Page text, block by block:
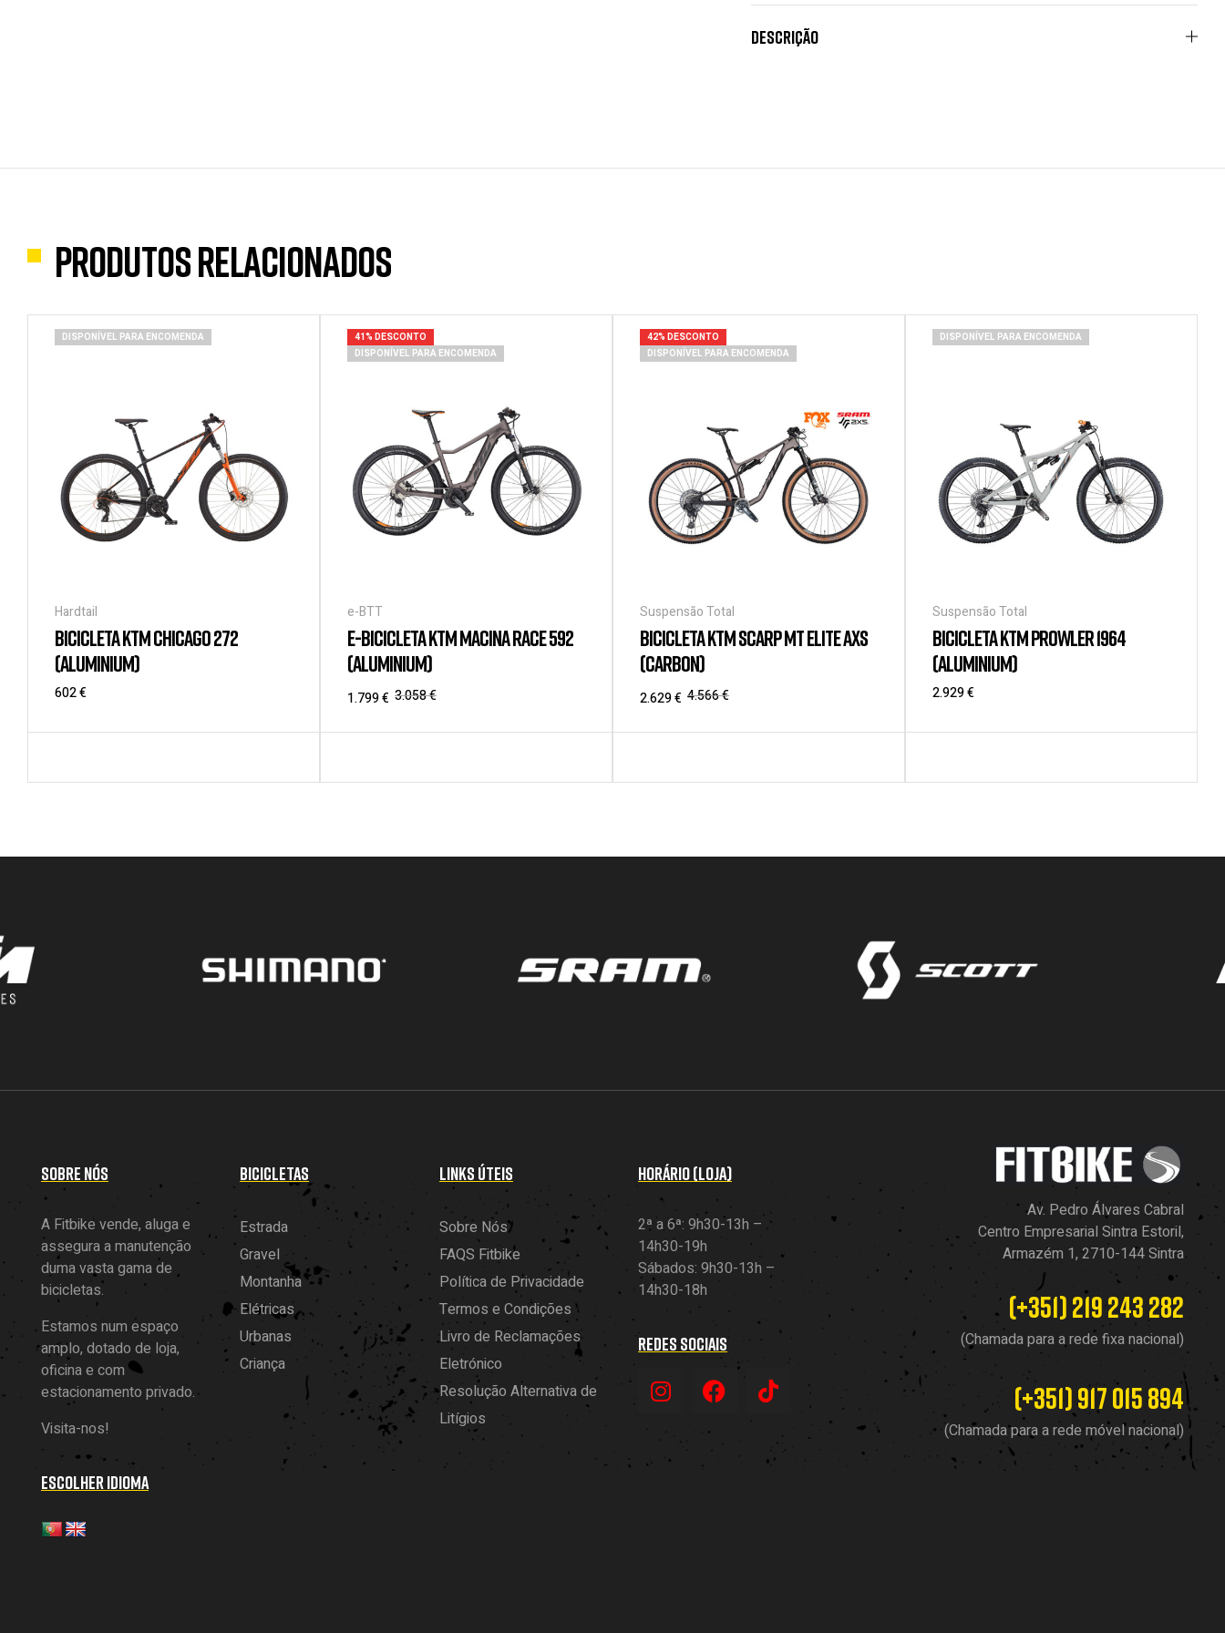
Descrição
Produtos Relacionados
DISPONÍVEL PARA ENCOMENDA
Hardtail
BICICLETA KTM CHICAGO 272
(ALUMINIUM)
602€
41% DESCONTO
DISPONÍVEL PARA ENCOMENDA
e-BTT
E-BICICLETA KTM MACINA RACE 592
(ALUMINIUM)
3.058€
1.799€
42% DESCONTO
DISPONÍVEL PARA ENCOMENDA
Suspensão Total
BICICLETA KTM SCARP MT ELITE AXS
(CARBON)
4.566€
2.629€
DISPONÍVEL PARA ENCOMENDA
Suspensão Total
BICICLETA KTM PROWLER 1964
(ALUMINIUM)
2.929€
SOBRE NÓS
A Fitbike vende, aluga e
assegura a manutenção
duma vasta gama de
bicicletas.
Estamos num espaço
amplo, dotado de loja,
oficina e com
estacionamento privado.
Visita-nos!
ESCOLHER IDIOMA
BICICLETAS
Estrada
Gravel
Montanha
Elétricas
Urbanas
Criança
LINKS ÚTEIS
Sobre Nós
FAQS Fitbike
Política de Privacidade
Termos e Condições
Livro de Reclamações
Eletrónico
Resolução Alternativa de
Litígios
HORÁRIO (LOJA)
2ª a 6ª: 9h30-13h –
14h30-19h
Sábados: 9h30-13h –
14h30-18h
REDES SOCIAIS
Av. Pedro Álvares Cabral
Centro Empresarial Sintra Estoril,
Armazém 1, 2710-144 Sintra
(+351) 219 243 282
(Chamada para a rede fixa nacional)
(+351) 917 015 894
(Chamada para a rede móvel nacional)